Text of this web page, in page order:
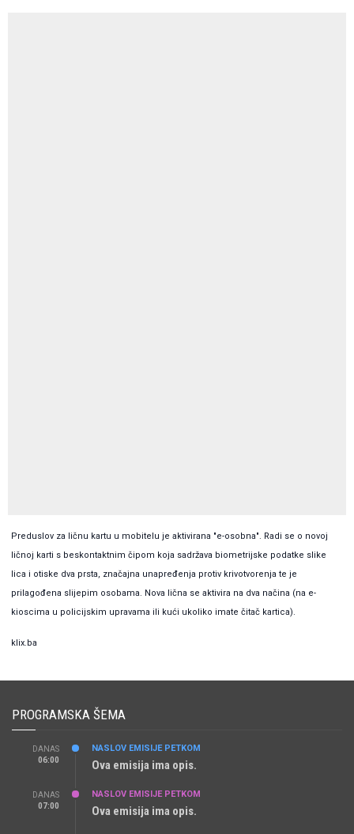
Preduslov za ličnu kartu u mobitelu je aktivirana "e-osobna". Radi se o novoj
ličnoj karti s beskontaktnim čipom koja sadržava biometrijske podatke slike
lica i otiske dva prsta, značajna unapređenja protiv krivotvorenja te je
prilagođena slijepim osobama. Nova lična se aktivira na dva načina (na e-
kioscima u policijskim upravama ili kući ukoliko imate čitač kartica).
klix.ba
PROGRAMSKA ŠEMA
DANAS
06:00
NASLOV EMISIJE PETKOM
Ova emisija ima opis.
DANAS
07:00
NASLOV EMISIJE PETKOM
Ova emisija ima opis.